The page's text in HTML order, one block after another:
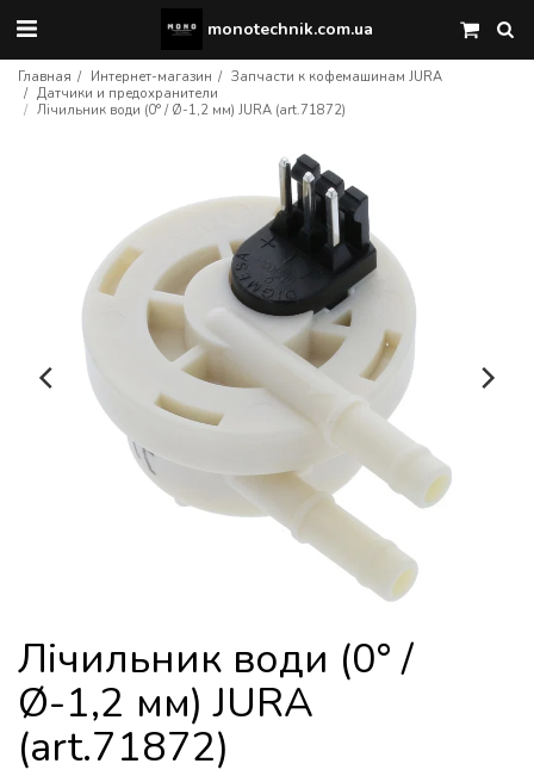
monotechnik.com.ua
Главная Интернет-магазин
Запчасти к кофемашинам JURA
Датчики и предохранители
Лічильник води (0° / Ø-1,2 мм) JURA (art.71872)
Лічильник води (0° /
Ø-1,2 мм) JURA
(art.71872)